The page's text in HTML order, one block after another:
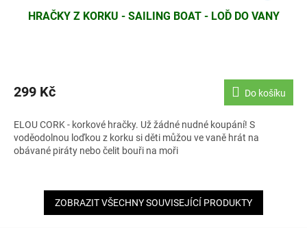
HRAČKY Z KORKU - SAILING BOAT - LOĎ DO VANY
299 Kč Do košíku
ELOU CORK - korkové hračky. Už žádné nudné koupání! S
voděodolnou loďkou z korku si děti můžou ve vaně hrát na
obávané piráty nebo čelit bouři na moři
ZOBRAZIT VŠECHNY SOUVISEJÍCÍ PRODUKTY